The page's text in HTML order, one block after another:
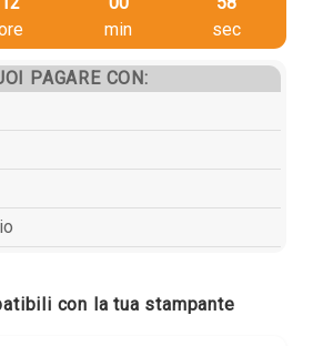
min
sec
PAGARE CON:
con la tua stampante